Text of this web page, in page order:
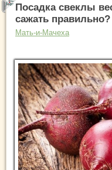
Посадка свеклы
сажать правильно?
Мать-и-Мачеха